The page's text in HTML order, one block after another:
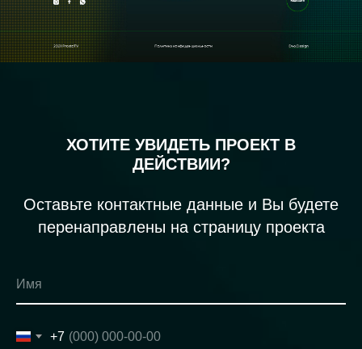
ХОТИТЕ УВИДЕТЬ ПРОЕКТ В
ДЕЙСТВИИ?
Оставьте контактные данные и Вы будете
перенаправлены на страницу проекта
Имя
+7